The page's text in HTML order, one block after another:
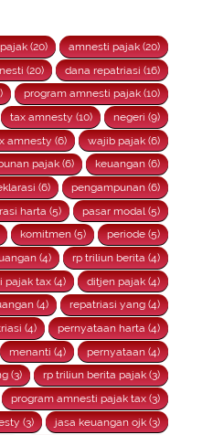
(20)
amnesti pajak (20)
(20)
dana repatriasi (16)
program amnesti pajak (10)
tax amnesty (10)
negeri (9)
amnesty (6)
wajib pajak (6)
pajak (6)
keuangan (6)
(6)
pengampunan (6)
harta (5)
pasar modal (5)
komitmen (5)
periode (5)
(4)
rp triliun berita (4)
pajak tax (4)
ditjen pajak (4)
(4)
repatriasi yang (4)
(4)
pernyataan harta (4)
menanti (4)
pernyataan (4)
(3)
rp triliun berita pajak (3)
program amnesti pajak tax (3)
(3)
jasa keuangan ojk (3)